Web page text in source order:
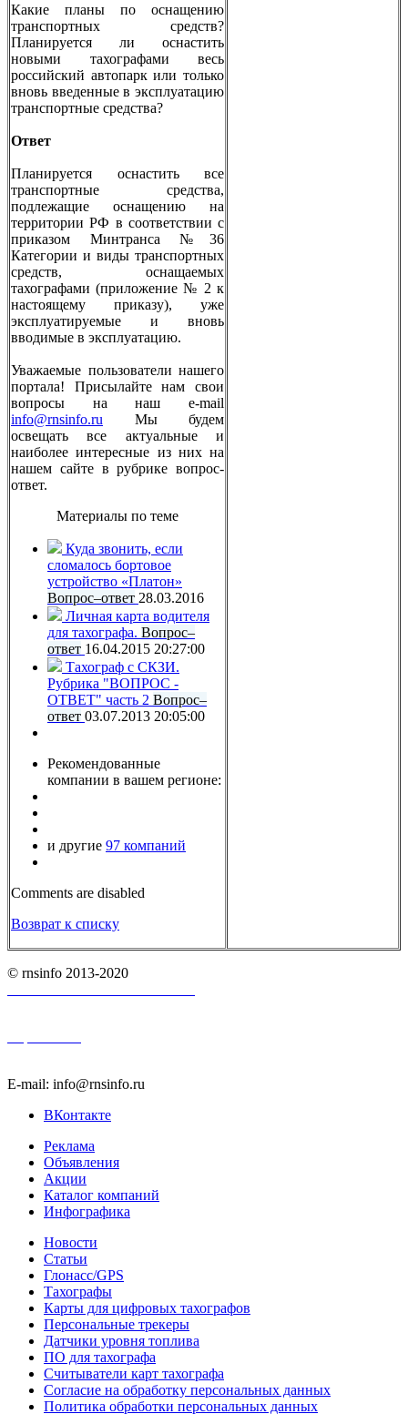
Какие планы по оснащению
транспортных средств?
Планируется ли оснастить
новыми тахографами весь
российский автопарк или только
вновь введенные в эксплуатацию
транспортные средства?
Ответ
Планируется оснастить все
транспортные средства,
подлежащие оснащению на
территории РФ в соответствии с
приказом Минтранса №36
Категории и виды транспортных
средств, оснащаемых
тахографами (приложение № 2 к
настоящему приказу), уже
эксплуатируемые и вновь
вводимые в эксплуатацию.
Уважаемые пользователи нашего
портала! Присылайте нам свои
вопросы на наш e-mail
info@rnsinfo.ru Мы будем
освещать все актуальные и
наиболее интересные из них на
нашем сайте в рубрике вопрос-
ответ.
Материалы по теме
Куда звонить, если
сломалось бортовое
устройство «Платон»
Вопрос–ответ 28.03.2016
Личная карта водителя
для тахографа. Вопрос–
ответ 16.04.2015 20:27:00
Тахограф с СКЗИ.
Рубрика "ВОПРОС -
ОТВЕТ" часть 2 Вопрос–
ответ 03.07.2013 20:05:00
Рекомендованные
компании в вашем регионе:
и другие 97 компаний
Comments are disabled
Возврат к списку
© rnsinfo 2013-2020
E-mail: info@rnsinfo.ru
ВКонтакте
Реклама
Объявления
Акции
Каталог компаний
Инфографика
Новости
Статьи
Глонасс/GPS
Тахографы
Карты для цифровых тахографов
Персональные трекеры
Датчики уровня топлива
ПО для тахографа
Считыватели карт тахографа
Согласие на обработку персональных данных
Политика обработки персональных данных